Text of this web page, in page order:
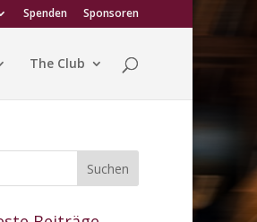
Spenden Sponsoren
The Club